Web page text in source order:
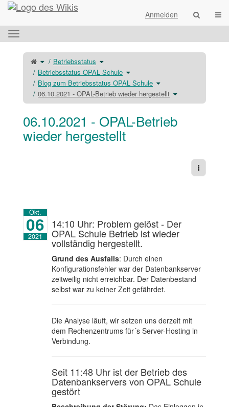
Startseite
Anmelden
Das
horizontale
Menü
umschalten.
Schalte
denübergeordneten
Baum
von
06.10.2021
-OPAL-
Betrieb
wieder
hergestellt
um.
Betriebsstatus Schalte
den
unter
Betriebsstatus
um.
Betriebsstatus OPAL Schule Schalte
den
unter
Betriebsstatus
OPAL
Schule
um.
Blog zum Betriebsstatus OPAL Schule Schalte
den
unter
Blog
zum
Betriebsstatus
OPAL
06.10.2021 - OPAL-Betrieb wieder hergestellt Schalte
denVerzeichnisbaum
unter
06.10.2021
Betrieb
wieder
hergestellt
um.
06.10.2021 - OPAL-Betrieb
wieder hergestellt
Weitere
Okt.
06
2021
14:10 Uhr: Problem gelöst - Der
OPAL Schule Betrieb ist wieder
vollständig hergestellt.
Grund des Ausfalls: Durch einen
Konfigurationsfehler war der Datenbankserver
zeitweilig nicht erreichbar. Der Datenbestand
selbst war zu keiner Zeit gefährdet.
Die Analyse läuft, wir setzen uns derzeit mit
dem Rechenzentrums für´s Server-Hosting in
Verbindung.
Seit 11:48 Uhr ist der Betrieb des
Datenbankservers von OPAL Schule
gestört